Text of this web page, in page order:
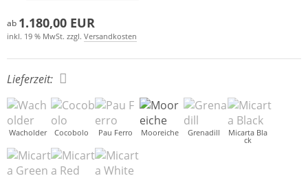
ab 1.180,00 EUR
inkl. 19 % MwSt. zzgl. Versandkosten
Lieferzeit:
Wacholder Cocobolo Pau Ferro Mooreiche Grenadill Micarta Bla
ck